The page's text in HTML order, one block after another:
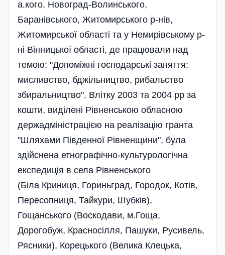
а.кого, Новоград-Волинського,
Баранівського, Житомирського р-нів,
Житомирської області та у Немирівському р-
ні Вінницької області, де працювали над
темою: "Допоміжні господарські заняття:
мисливство, бджільництво, рибальство
збиральництво". Влітку 2003 та 2004 рр за
кошти, виділені Рівненською обласною
держадміністрацією на реалізацію гранта
"Шляхами Південної Рівненщини", була
здійснена етнографічно-культурологічна
експедиція в села Рівненського
(Біла Криниця, Гориньград, Городок, Котів,
Пересопниця, Тайкури, Шубків),
Гощанського (Воскодави, м.Гоща,
Дорогобуж, Красносілля, Пашуки, Русивель,
Рясники), Корецького (Велика Клецька,